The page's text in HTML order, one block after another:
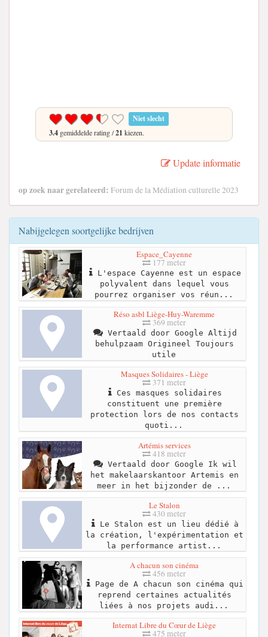
Niet slecht
3.4 gemiddelde rating /21 kiezen.
Update informatie
op zoek naar gerelateerd: Forum de la Médiation culturelle 2023
Nabijgelegen soortgelijke bedrijven
Espace_Cayenne
177 meter
L'espace Cayenne est un espace
polyvalent dans lequel vous
pourrez organiser vos réun...
Réso asbl Liège-Huy-Waremme
369 meter
Vertaald door Google Altijd
behulpzaam Origineel Toujours
utile
Masques Solidaires - Liège
371 meter
Ces masques solidaires
constituent une première
protection lors de nos contacts
quoti...
Artémis services
418 meter
Vertaald door Google Ik wil
het makelaarskantoor Artemis en
meer in het bijzonder de ...
Le Stalon
430 meter
Le Stalon est un lieu dédié à
la création, l'expérimentation et
la performance artist...
A chacun son cinéma
456 meter
Page de A chacun son cinéma qui
reprend certaines actualités
liées à nos projets audi...
Internat Libre du Cœur de Liège
475 meter